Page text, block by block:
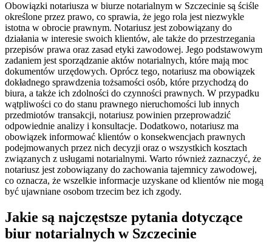
Obowiązki notariusza w biurze notarialnym w Szczecinie są ściśle
określone przez prawo, co sprawia, że jego rola jest niezwykle
istotna w obrocie prawnym. Notariusz jest zobowiązany do
działania w interesie swoich klientów, ale także do przestrzegania
przepisów prawa oraz zasad etyki zawodowej. Jego podstawowym
zadaniem jest sporządzanie aktów notarialnych, które mają moc
dokumentów urzędowych. Oprócz tego, notariusz ma obowiązek
dokładnego sprawdzenia tożsamości osób, które przychodzą do
biura, a także ich zdolności do czynności prawnych. W przypadku
wątpliwości co do stanu prawnego nieruchomości lub innych
przedmiotów transakcji, notariusz powinien przeprowadzić
odpowiednie analizy i konsultacje. Dodatkowo, notariusz ma
obowiązek informować klientów o konsekwencjach prawnych
podejmowanych przez nich decyzji oraz o wszystkich kosztach
związanych z usługami notarialnymi. Warto również zaznaczyć, że
notariusz jest zobowiązany do zachowania tajemnicy zawodowej,
co oznacza, że wszelkie informacje uzyskane od klientów nie mogą
być ujawniane osobom trzecim bez ich zgody.
Jakie są najczęstsze pytania dotyczące
biur notarialnych w Szczecinie